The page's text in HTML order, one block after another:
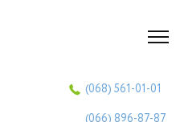
(068) 561-01-01
(066) 896-87-87